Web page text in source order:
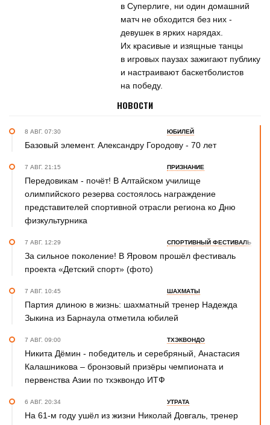
в Суперлиге, ни один домашний
матч не обходится без них -
девушек в ярких нарядах.
Их красивые и изящные танцы
в игровых паузах зажигают публику
и настраивают баскетболистов
на победу.
НОВОСТИ
8 АВГ. 07:30 ЮБИЛЕЙ
Базовый элемент. Александру Городову - 70 лет
7 АВГ. 21:15 ПРИЗНАНИЕ
Передовикам - почёт! В Алтайском училище
олимпийского резерва состоялось награждение
представителей спортивной отрасли региона ко Дню
физкультурника
7 АВГ. 12:29 СПОРТИВНЫЙ ФЕСТИВАЛЬ
За сильное поколение! В Яровом прошёл фестиваль
проекта «Детский спорт» (фото)
7 АВГ. 10:45 ШАХМАТЫ
Партия длиною в жизнь: шахматный тренер Надежда
Зыкина из Барнаула отметила юбилей
7 АВГ. 09:00 ТХЭКВОНДО
Никита Дёмин - победитель и серебряный, Анастасия
Калашникова – бронзовый призёры чемпионата и
первенства Азии по тхэквондо ИТФ
6 АВГ. 20:34 УТРАТА
На 61-м году ушёл из жизни Николай Довгаль, тренер